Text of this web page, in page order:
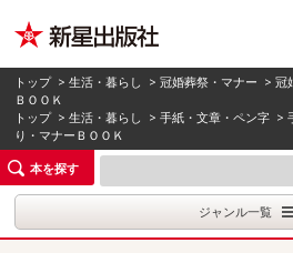
トップ >生活・暮らし >冠婚葬祭・マナー >冠
ＢＯＯＫ
トップ >生活・暮らし >手紙・文章・ペン字 >
り・マナーＢＯＯＫ
本を探す
ジャンル一覧